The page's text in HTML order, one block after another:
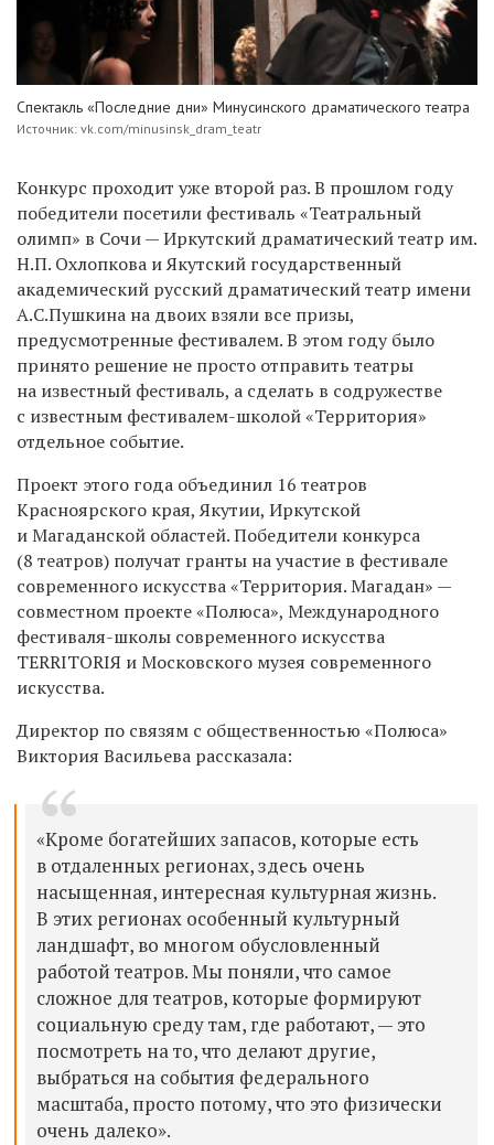
Спектакль «Последние дни» Минусинского драматического театра
Источник: vk.com/minusinsk_dram_teatr
Конкурс проходит уже второй раз. В прошлом году
победители посетили фестиваль «Театральный
олимп» в Сочи — Иркутский драматический театр им.
Н.П. Охлопкова и Якутский государственный
академический русский драматический театр имени
А.С.Пушкина на двоих взяли все призы,
предусмотренные фестивалем. В этом году было
принято решение не просто отправить театры
на известный фестиваль, а сделать в содружестве
с известным фестивалем-школой «Территория»
отдельное событие.
Проект этого года объединил 16 театров
Красноярского края, Якутии, Иркутской
и Магаданской областей. Победители конкурса
(8 театров) получат гранты на участие в фестивале
современного искусства «Территория. Магадан» —
совместном проекте «Полюса», Международного
фестиваля-школы современного искусства
TERRITORIЯ и Московского музея современного
искусства.
Директор по связям с общественностью «Полюса»
Виктория Васильева рассказала:
«Кроме богатейших запасов, которые есть
в отдаленных регионах, здесь очень
насыщенная, интересная культурная жизнь.
В этих регионах особенный культурный
ландшафт, во многом обусловленный
работой театров. Мы поняли, что самое
сложное для театров, которые формируют
социальную среду там, где работают, — это
посмотреть на то, что делают другие,
выбраться на события федерального
масштаба, просто потому, что это физически
очень далеко».